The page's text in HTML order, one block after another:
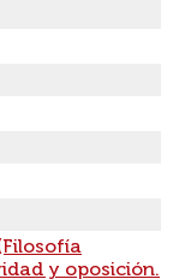
y oposición.